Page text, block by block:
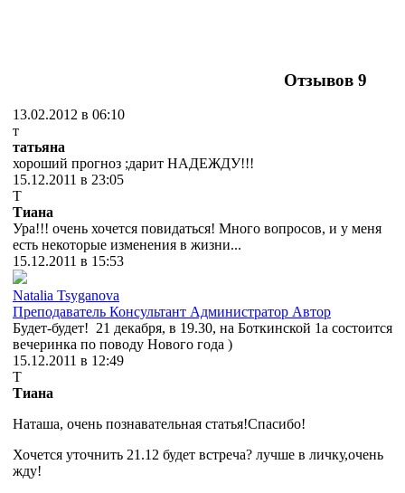
Отзывов 9
13.02.2012 в 06:10
т
татьяна
хороший прогноз ;дарит НАДЕЖДУ!!!
15.12.2011 в 23:05
Т
Тиана
Ура!!! очень хочется повидаться! Много вопросов, и у меня
есть некоторые изменения в жизни...
15.12.2011 в 15:53
Natalia Tsyganova
Преподаватель Консультант Администратор Автор
Будет-будет! 21 декабря, в 19.30, на Боткинской 1а состоится
вечеринка по поводу Нового года )
15.12.2011 в 12:49
Т
Тиана
Наташа, очень познавательная статья!Спасибо!
Хочется уточнить 21.12 будет встреча? лучше в личку,очень
жду!